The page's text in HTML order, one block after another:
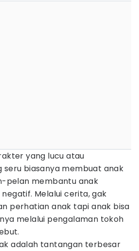
yang lucu atau
seru biasanya membuat anak
pelan membantu anak
Melalui cerita, gak
perhatian anak tapi anak bisa
melalui pengalaman tokoh
adalah tantangan terbesar